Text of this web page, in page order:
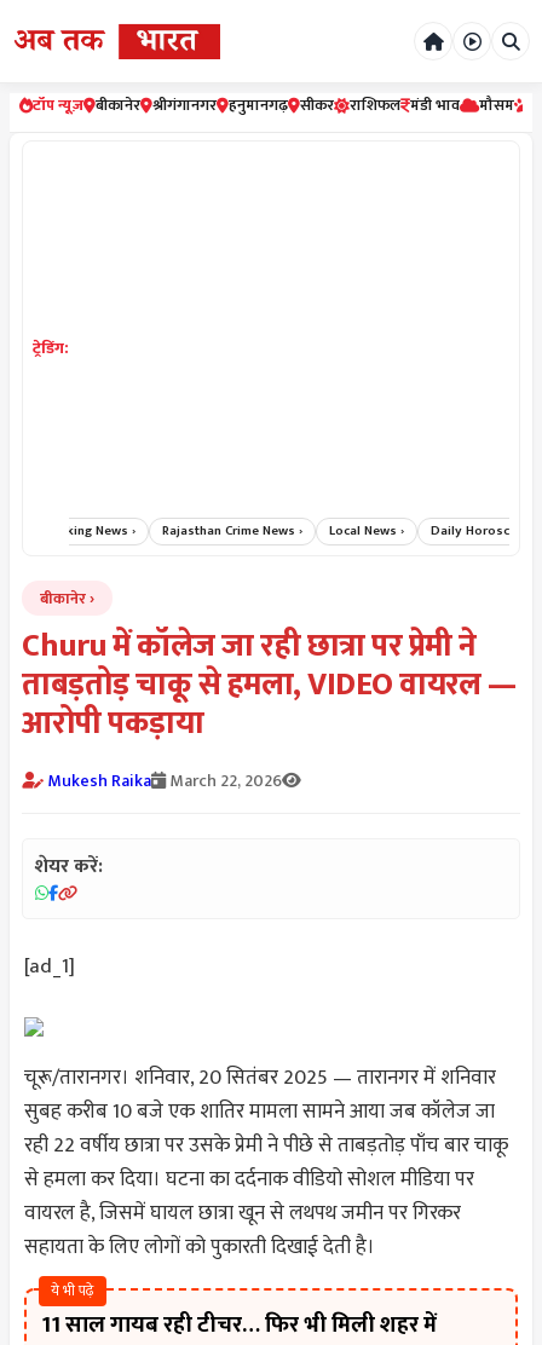
टॉप न्यूज़ बीकानेर श्रीगंगानगर हनुमानगढ़ सीकर राशिफल मंडी भाव मौसम
ट्रेडिंग:
Breaking News › Rajasthan Crime News › Local News › Daily Horoscope
बीकानेर
Churu में कॉलेज जा रही छात्रा पर प्रेमी ने
ताबड़तोड़ चाकू से हमला, VIDEO वायरल —
आरोपी पकड़ाया
Mukesh Raika March 22, 2026
शेयर करें:
[ad_1]
चूरू/तारानगर। शनिवार, 20 सितंबर 2025 — तारानगर में शनिवार
सुबह करीब 10 बजे एक शातिर मामला सामने आया जब कॉलेज जा
रही 22 वर्षीय छात्रा पर उसके प्रेमी ने पीछे से ताबड़तोड़ पाँच बार चाकू
से हमला कर दिया। घटना का दर्दनाक वीडियो सोशल मीडिया पर
वायरल है, जिसमें घायल छात्रा खून से लथपथ जमीन पर गिरकर
सहायता के लिए लोगों को पुकारती दिखाई देती है।
ये भी पढ़े
11 साल गायब रही टीचर… फिर भी मिली शहर में